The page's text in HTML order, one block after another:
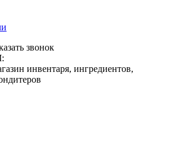
звонок
инвентаря, ингредиентов,